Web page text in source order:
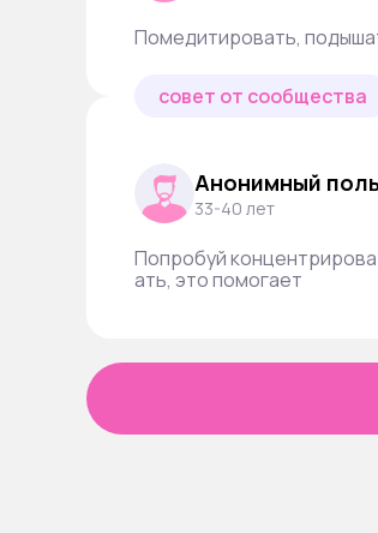
Помедитировать,
совет от сообщества
Анонимный
33-40 лет
Попробуй
ать, это помогает